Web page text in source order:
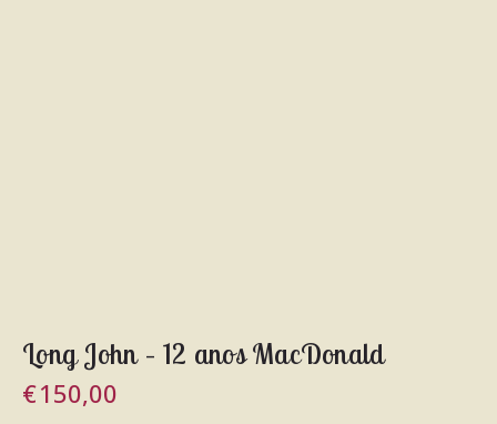
Long John – 12 anos MacDonald
€150,00